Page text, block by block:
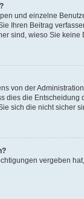
und einzelne
Ihren Beitrag
sind, wieso Sie
von der
dies die
sich die nicht sicher
vergeben